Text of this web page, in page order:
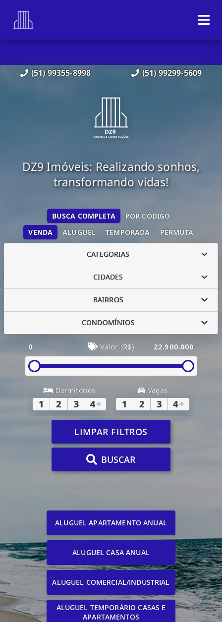
(51) 99355-8998 (51) 99299-5609
DZ9 Imóveis: Realizando sonhos,
transformando vidas!
VENDA ALUGUEL TEMPORADA PERMUTA
BUSCA COMPLETA POR CÓDIGO
CATEGORIAS
CIDADES
BAIRROS
CONDOMÍNIOS
0 Valor (R$) 22.900.000
Dormitórios
1 2 3 4+
Vagas
1 2 3 4+
LIMPAR FILTROS
BUSCAR
ALUGUEL APARTAMENTO ANUAL
ALUGUEL CASA ANUAL
ALUGUEL COMERCIAL/INDUSTRIAL
ALUGUEL TEMPORÁRIO CASAS E
APARTAMENTOS